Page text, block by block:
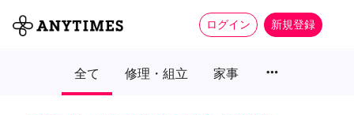
ログイン 新規登録
全て 修理・組立 家事 more_horiz